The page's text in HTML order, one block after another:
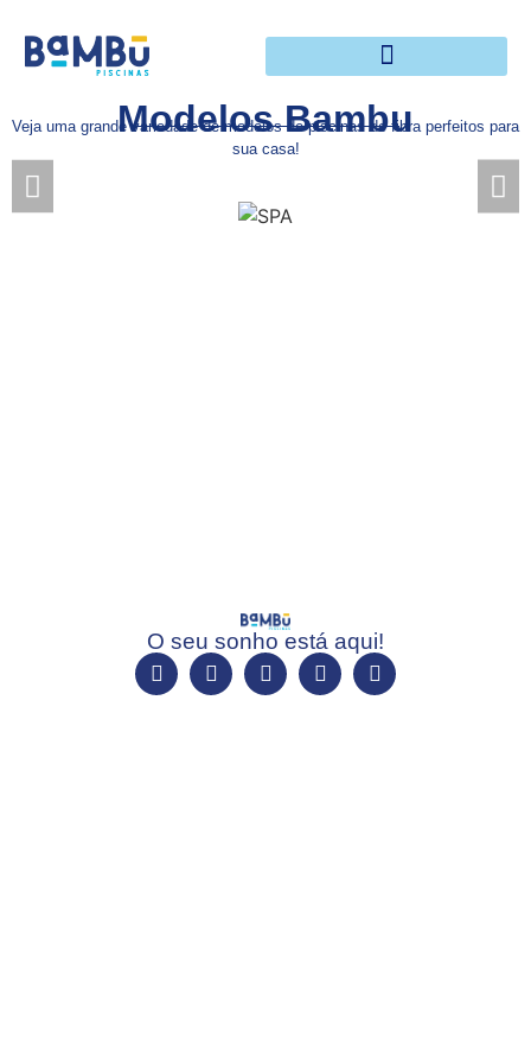
Modelos Bambu
Veja uma grande variedade de modelos de piscinas de fibra perfeitos para
sua casa!
O seu sonho está aqui!